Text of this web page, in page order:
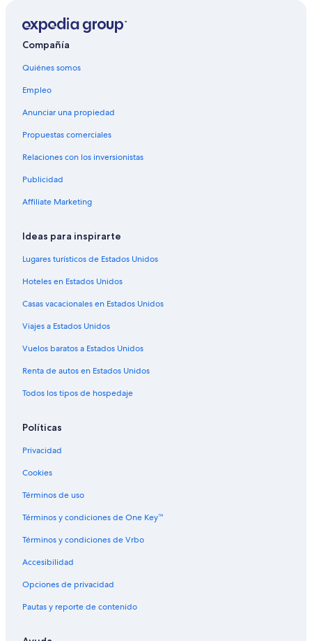
Hoteles cerca de Carriel Sur
Hoteles 2 estrellas en Concepción
Hoteles 3 estrellas en Concepción
Hoteles 5 estrellas en Concepción
Casas de huéspedes en Concepción
Hoteles con spa en Concepción
Hoteles en la playa en Concepción
Hoteles con área de juegos en Concepción
Hoteles con alberca en Concepción
Hoteles para fumadores en Concepción
Hoteles que aceptan mascotas en Concepción
Sonesta Hotel en Concepción
Hoteles en Concepción
Compañía
Quiénes somos
Empleo
Anunciar una propiedad
Propuestas comerciales
Relaciones con los inversionistas
Publicidad
Affiliate Marketing
Ideas para inspirarte
Lugares turísticos de Estados Unidos
Hoteles en Estados Unidos
Casas vacacionales en Estados Unidos
Viajes a Estados Unidos
Vuelos baratos a Estados Unidos
Renta de autos en Estados Unidos
Todos los tipos de hospedaje
Políticas
Privacidad
Cookies
Términos de uso
Términos y condiciones de One Key™
Términos y condiciones de Vrbo
Accesibilidad
Opciones de privacidad
Pautas y reporte de contenido